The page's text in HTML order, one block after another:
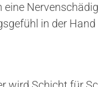
in der